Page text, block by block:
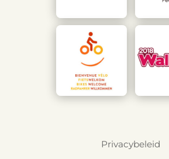
Privacybeleid